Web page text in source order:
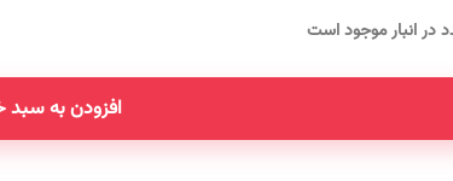
افزودن به سبد